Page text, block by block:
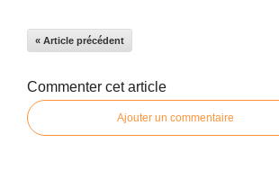
« Article précédent
Commenter cet article
Ajouter un commentaire